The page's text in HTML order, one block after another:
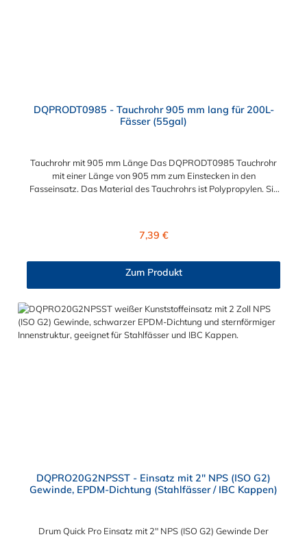
DQPRODT0985 - Tauchrohr 905 mm lang für 200L-
Fässer (55gal)
Tauchrohr mit 905 mm Länge Das DQPRODT0985 Tauchrohr
mit einer Länge von 905 mm zum Einstecken in den
Fasseinsatz. Das Material des Tauchrohrs ist Polypropylen. Sie
Regulärer Preis:
7,39 €
Zum Produkt
DQPRO20G2NPSST - Einsatz mit 2" NPS (ISO G2)
Gewinde, EPDM-Dichtung (Stahlfässer / IBC Kappen)
Drum Quick Pro Einsatz mit 2" NPS (ISO G2) Gewinde Der